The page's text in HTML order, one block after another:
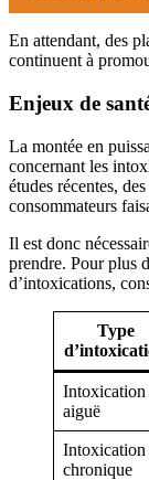
En attendant, des
continuent à
Enjeux de
La montée en
concernant les
études récentes,
consommateurs
Il est donc
prendre. Pour plus
d’intoxications,
Type
Intoxication
aiguë
Intoxication
chronique